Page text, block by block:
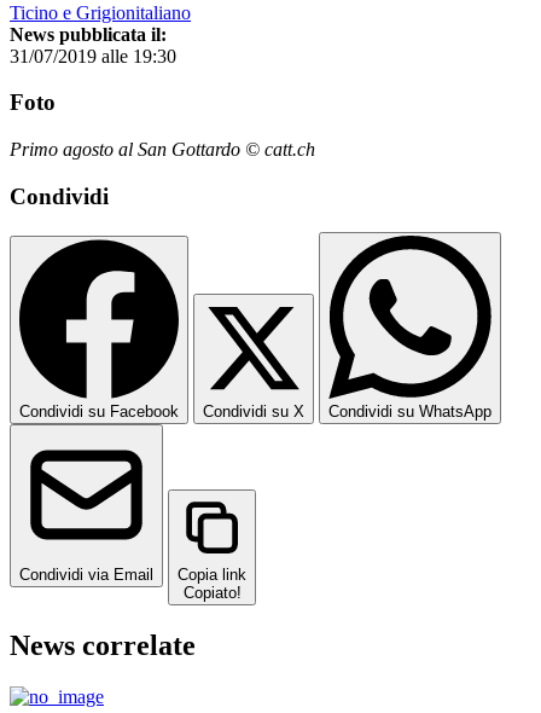
Ticino e Grigionitaliano
News pubblicata il:
31/07/2019 alle 19:30
Foto
Primo agosto al San Gottardo © catt.ch
Condividi
Condividi su Facebook Condividi su X Condividi su WhatsApp
Condividi via Email
Copia link
Copiato!
News correlate